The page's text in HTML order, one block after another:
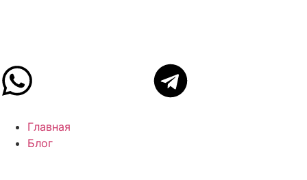
Главная
Блог